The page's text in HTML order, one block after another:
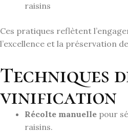
raisins
Ces pratiques reflètent
l’excellence et la préservation
Techniques
vinification
Récolte manuelle pour
raisins.